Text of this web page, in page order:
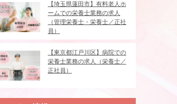
【埼玉県蓮田市】有料老人ホ
ームでの栄養士業務の求人
（管理栄養士・栄養士／正社
員）
【東京都江戸川区】病院での
栄養士業務の求人（栄養士／
正社員）